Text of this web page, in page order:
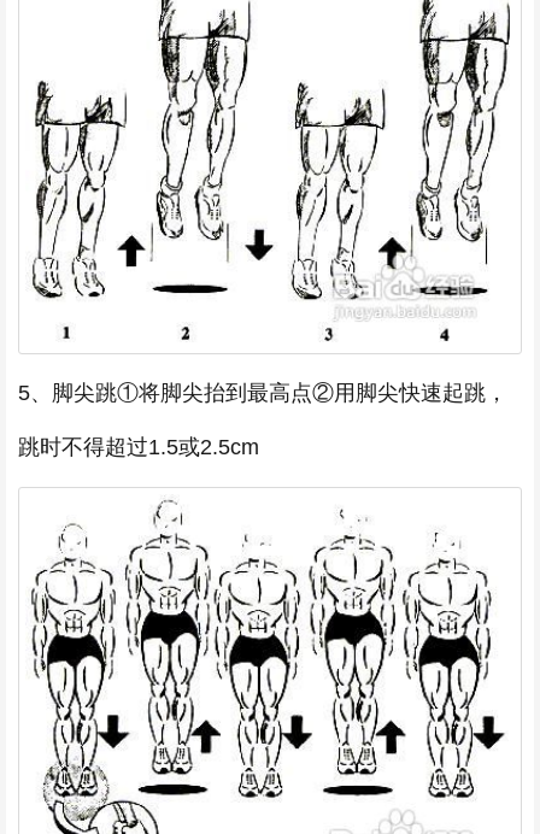
5、脚尖跳①将脚尖抬到最高点②用脚尖快速起跳，
跳时不得超过1.5或2.5cm